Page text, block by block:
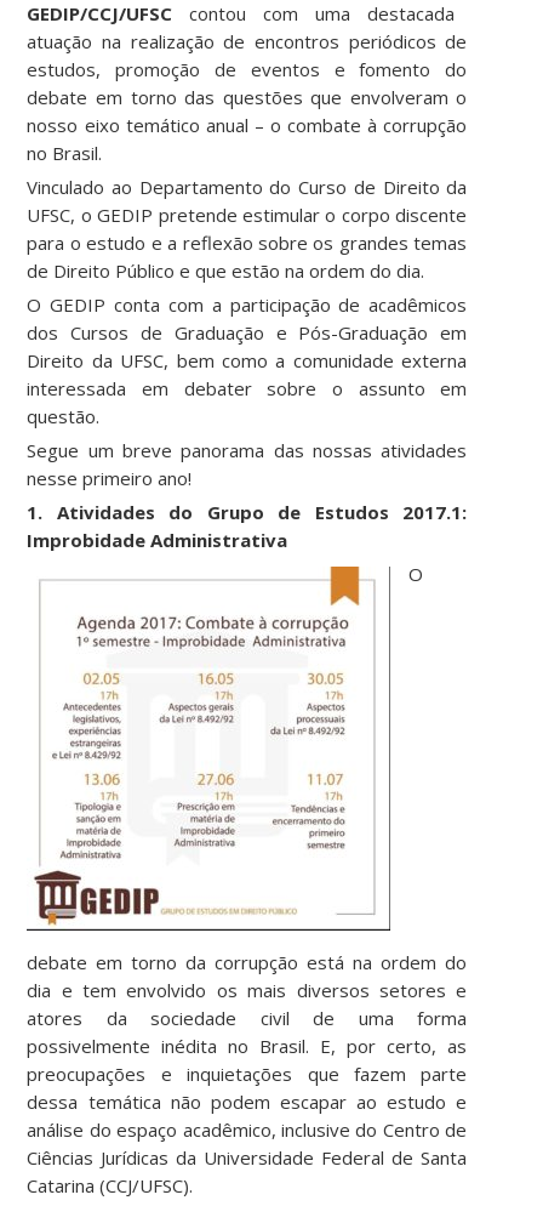
GEDIP/CCJ/UFSCcontou com uma destacada
atuação na realização de encontros periódicos de
estudos, promoção de eventos e fomento do
debate em torno das questões que envolveram o
nosso eixo temático anual – o combate à corrupção
no Brasil.
Vinculado ao Departamento do Curso de Direito da
UFSC, o GEDIP pretende estimular o corpo discente
para o estudo e a reflexão sobre os grandes temas
de Direito Público e que estão na ordem do dia.
O GEDIP conta com a participação de acadêmicos
dos Cursos de Graduação e Pós-Graduação em
Direito da UFSC, bem como a comunidade externa
interessada em debater sobre o assunto em
questão.
Segue um breve panorama das nossas atividades
nesse primeiro ano!
1. Atividades do Grupo de Estudos 2017.1:
Improbidade Administrativa
O
debate em torno da corrupção está na ordem do
dia e tem envolvido os mais diversos setores e
atores da sociedade civil de uma forma
possivelmente inédita no Brasil. E, por certo, as
preocupações e inquietações que fazem parte
dessa temática não podem escapar ao estudo e
análise do espaço acadêmico, inclusive do Centro de
Ciências Jurídicas da Universidade Federal de Santa
Catarina (CCJ/UFSC).